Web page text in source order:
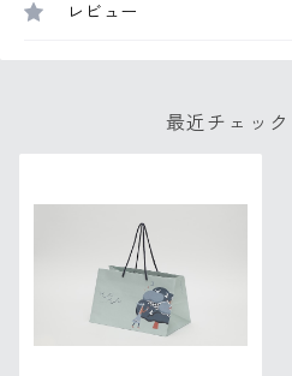
レビュー
最近チェッ